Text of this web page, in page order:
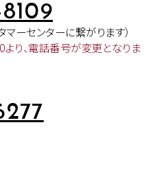
マーセンターに繋がります）
り、電話番号が変更となりま